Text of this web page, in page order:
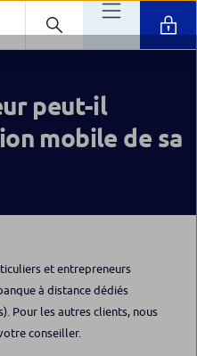
peut-il
mobile de sa
et entrepreneurs
à distance dédiés
Pour les autres clients, nous
conseiller.